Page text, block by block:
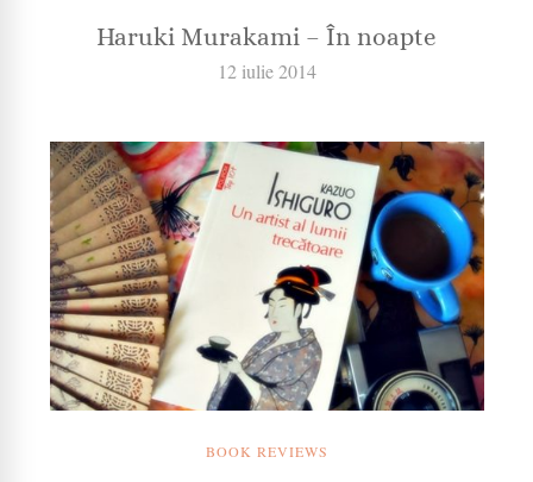
Haruki Murakami – În noapte
12 iulie 2014
BOOK REVIEWS